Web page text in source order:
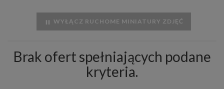
WYŁĄCZ RUCHOME MINIATURY ZDJĘĆ
Brak ofert spełniających podane
kryteria.